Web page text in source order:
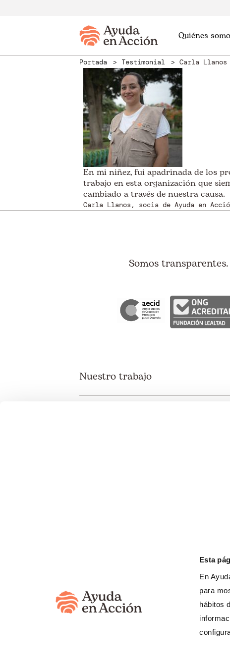
Esta
En
para
hábitos
Quiénes
Portada Testimonial Carla Llanos
En mi niñez, fui apadrinada de los
trabajo en esta organización que
cambiado a través de nuestra causa.
Carla Llanos, socia de Ayuda en
Somos
Nuestro trabajo
¿Necesitas